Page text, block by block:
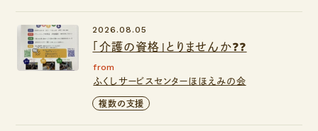
「介護の資格」とりませんか❓❓
2026.08.05
from
ふくしサービスセンターほほえみの会
複数の支援